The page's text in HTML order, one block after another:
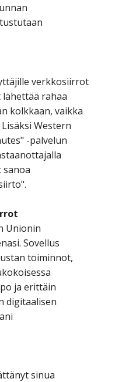
verkkosiirrot
rahaa
kolkkaan, vaikka
Western
-palvelun
sanoa
Unionin
Sovellus
toiminnot,
ja erittäin
digitaalisen
sinua